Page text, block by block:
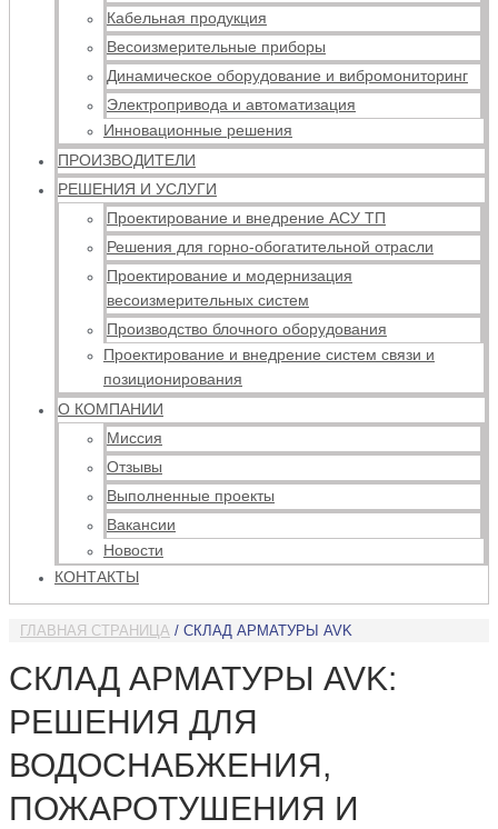
Кабельная продукция
Весоизмерительные приборы
Динамическое оборудование и вибромониторинг
Электропривода и автоматизация
Инновационные решения
ПРОИЗВОДИТЕЛИ
РЕШЕНИЯ И УСЛУГИ
Проектирование и внедрение АСУ ТП
Решения для горно-обогатительной отрасли
Проектирование и модернизация
весоизмерительных систем
Производство блочного оборудования
Проектирование и внедрение систем связи и
позиционирования
О КОМПАНИИ
Миссия
Отзывы
Выполненные проекты
Вакансии
Новости
КОНТАКТЫ
ГЛАВНАЯ СТРАНИЦА / СКЛАД АРМАТУРЫ AVK
СКЛАД АРМАТУРЫ AVK:
РЕШЕНИЯ ДЛЯ
ВОДОСНАБЖЕНИЯ,
ПОЖАРОТУШЕНИЯ И